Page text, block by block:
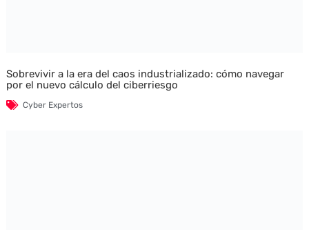
Sobrevivir a la era del caos industrializado: cómo navegar
por el nuevo cálculo del ciberriesgo
Cyber Expertos